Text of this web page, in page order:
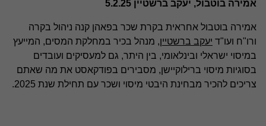
אמירה בוטבול, יעקב ברשטיין 5.2.25
אמירה בוטבול אחראית בקרת שכר בפאהן קנה ניהול בקרה
ורו"ח ועו"ד יעקב ברשטיין, מנהל בכיר במחלקת המסים, המייעץ
במיסוי ישראלי ובינלאומי, בין היתר, גם למעסיקים ועובדים
בסוגיות מיסוי ברילוקיישן, מסבירים בפודקאסט את מה שאתם
צריכים להכיר מבחינת היבטי מיסוי ושכר עם תחילת שנת 2025.